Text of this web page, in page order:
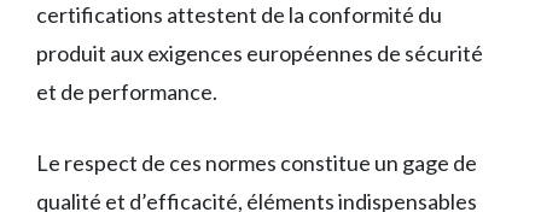
certifications attestent de la conformité du
produit aux exigences européennes de sécurité
et de performance.
Le respect de ces normes constitue un gage de
qualité et d’efficacité, éléments indispensables